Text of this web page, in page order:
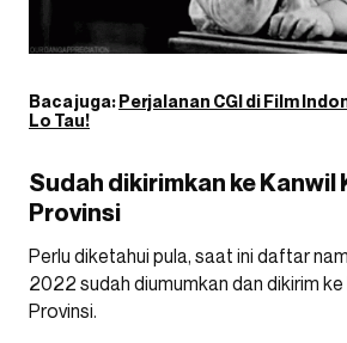
Baca juga: Perjalanan CGI di Film
Lo Tau!
Sudah dikirimkan ke Kanwil
Provinsi
Perlu diketahui pula, saat ini daftar
2022 sudah diumumkan dan dikirim
Provinsi.